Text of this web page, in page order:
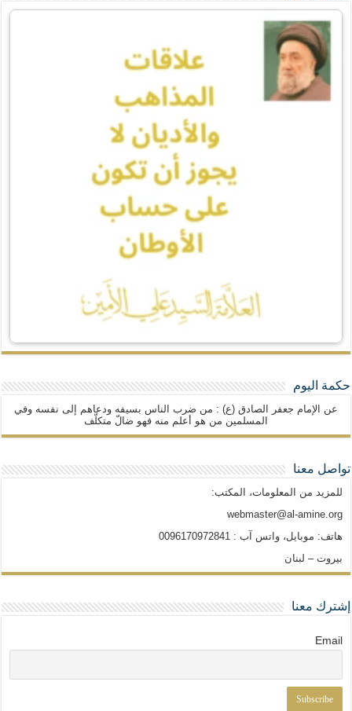
حكمة اليوم
عن الإمام جعفر الصادق (ع) : من ضرب الناس بسيفه ودعاهم إلى نفسه وفي
المسلمين من هو أعلم منه فهو ضالّ متكلّف
تواصل معنا
للمزيد من المعلومات، المكتب:
webmaster@al-amine.org
هاتف: موبايل، واتس آب : 0096170972841
بيروت – لبنان
إشترك معنا
Email